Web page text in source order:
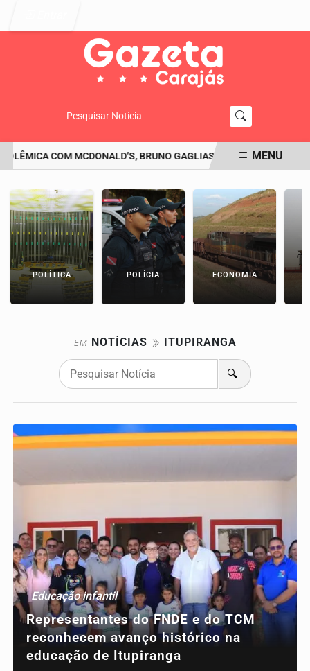
Pesquisar Notícia
COM MCDONALD’S, BRUNO GAGLIASSO PEDE MENU
POLÍTICA POLÍCIA ECONOMIA
EM NOTÍCIAS ITUPIRANGA
🔍
Educação infantil
Representantes do FNDE e do TCM
reconhecem avanço histórico na
educação de Itupiranga